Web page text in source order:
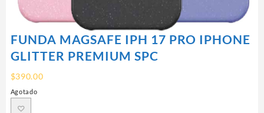
FUNDA MAGSAFE IPH 17 PRO IPHONE
GLITTER PREMIUM SPC
$390.00
Agotado